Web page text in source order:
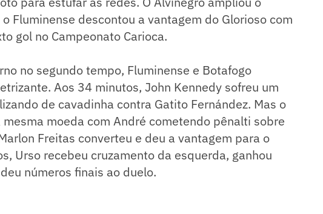
Fluminense descontou a vantagem do Glorioso com
gol no Campeonato Carioca.
no segundo tempo, Fluminense e Botafogo
Aos 34 minutos, John Kennedy sofreu um
de cavadinha contra Gatito Fernández. Mas o
moeda com André cometendo pênalti sobre
Freitas converteu e deu a vantagem para o
Urso recebeu cruzamento da esquerda, ganhou
números finais ao duelo.